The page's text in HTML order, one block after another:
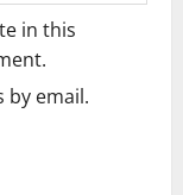
in this
by email.